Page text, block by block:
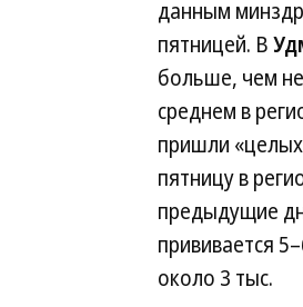
данным
пятницей. В
больше, чем
среднем в
пришли
пятницу в
предыдущие
прививается
около 3 тыс.